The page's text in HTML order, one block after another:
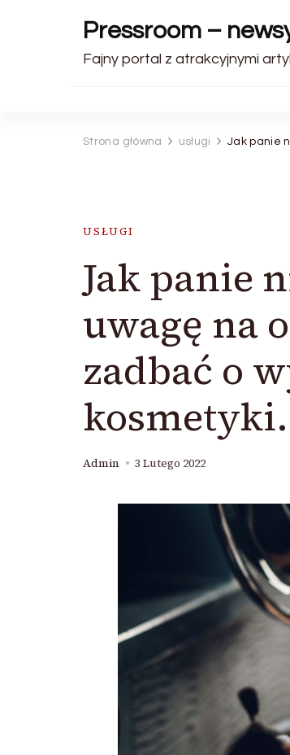
Pressroom –
Fajny portal z atrakcyjnymi
Strona główna usługi Jak panie
USŁUGI
Jak panie
uwagę na
zadbać o
kosmetyki.
Admin 3 Lutego 2022